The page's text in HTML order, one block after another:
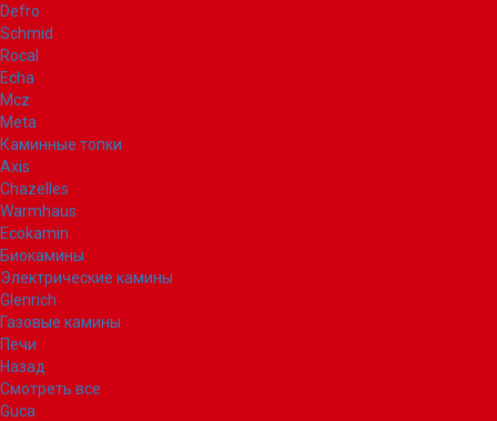
Defro
Schmid
Rocal
Echa
Mcz
Meta
Каминные топки
Axis
Chazelles
Warmhaus
Ecokamin
Биокамины
Электрические камины
Glenrich
Газовые камины
Печи
Назад
Смотреть все
Guca